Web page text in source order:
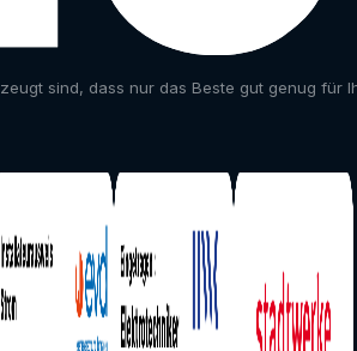
sind, dass nur das Beste gut genug für